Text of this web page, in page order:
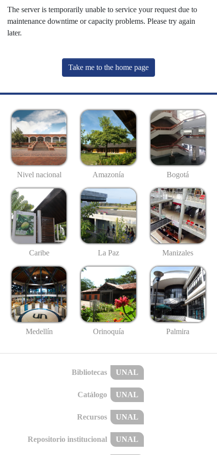
The server is temporarily unable to service your request due to
maintenance downtime or capacity problems. Please try again
later.
Take me to the home page
Nivel nacional Amazonía Bogotá
Caribe La Paz Manizales
Medellín Orinoquía Palmira
Bibliotecas UNAL
Catálogo UNAL
Recursos UNAL
Repositorio institucional UNAL